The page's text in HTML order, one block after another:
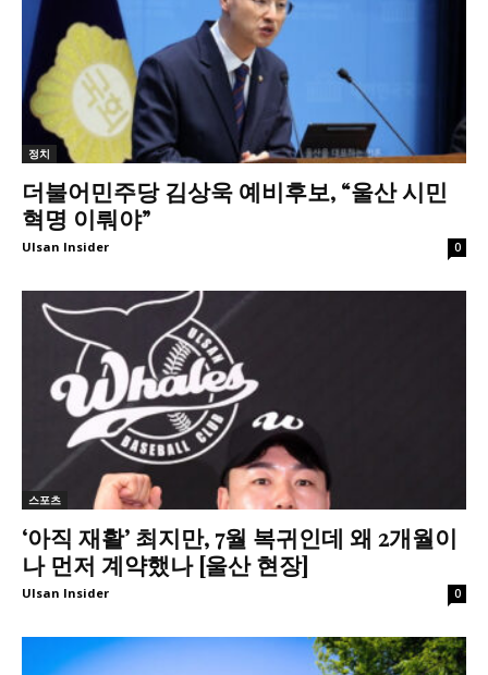
정치
더불어민주당 김상욱 예비후보, “울산 시민
혁명 이뤄야”
Ulsan Insider 0
스포츠
‘아직 재활’ 최지만, 7월 복귀인데 왜 2개월이
나 먼저 계약했나 [울산 현장]
Ulsan Insider 0